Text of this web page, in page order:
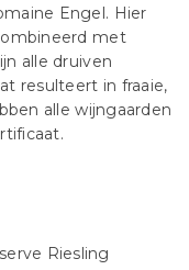
Engel. Hier
met
alle druiven
resulteert in fraaie,
alle wijngaarden